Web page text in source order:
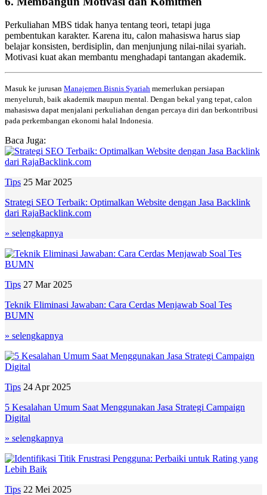
Perkuliahan MBS tidak hanya tentang teori, tetapi juga
pembentukan karakter. Karena itu, calon mahasiswa harus siap
belajar konsisten, berdisiplin, dan menjunjung nilai-nilai syariah.
Motivasi kuat akan membantu menghadapi tantangan akademik.
Masuk ke jurusan Manajemen Bisnis Syariah memerlukan persiapan
menyeluruh, baik akademik maupun mental. Dengan bekal yang tepat, calon
mahasiswa dapat menjalani perkuliahan dengan percaya diri dan berkontribusi
pada perkembangan ekonomi halal Indonesia.
Baca Juga:
Tips 25 Mar 2025
Strategi SEO Terbaik: Optimalkan Website dengan Jasa Backlink
dari RajaBacklink.com
» selengkapnya
Tips 27 Mar 2025
Teknik Eliminasi Jawaban: Cara Cerdas Menjawab Soal Tes
BUMN
» selengkapnya
Tips 24 Apr 2025
5 Kesalahan Umum Saat Menggunakan Jasa Strategi Campaign
Digital
» selengkapnya
Tips 22 Mei 2025